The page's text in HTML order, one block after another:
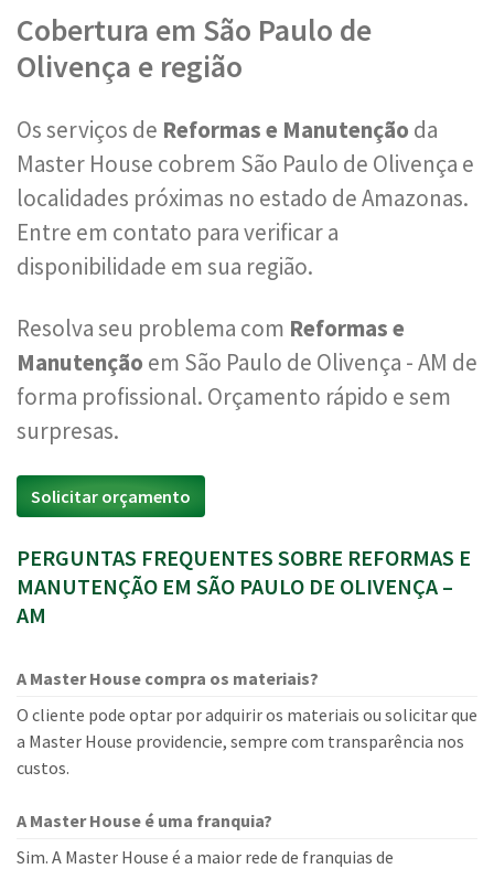
Cobertura em São Paulo de
Olivença e região
Os serviços de Reformas e Manutenção da
Master House cobrem São Paulo de Olivença e
localidades próximas no estado de Amazonas.
Entre em contato para verificar a
disponibilidade em sua região.
Resolva seu problema com Reformas e
Manutenção em São Paulo de Olivença - AM de
forma profissional. Orçamento rápido e sem
surpresas.
Solicitar orçamento
PERGUNTAS FREQUENTES SOBRE REFORMAS E
MANUTENÇÃO EM SÃO PAULO DE OLIVENÇA –
AM
A Master House compra os materiais?
O cliente pode optar por adquirir os materiais ou solicitar que
a Master House providencie, sempre com transparência nos
custos.
A Master House é uma franquia?
Sim. A Master House é a maior rede de franquias de